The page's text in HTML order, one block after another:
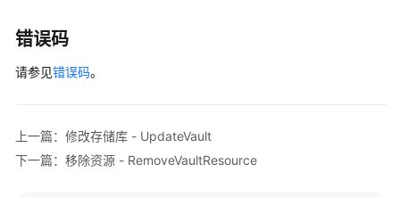
务
储
库
错误码
请参见错误码。
上一篇：修改存储库 - UpdateVault
下一篇：移除资源 - RemoveVaultResource